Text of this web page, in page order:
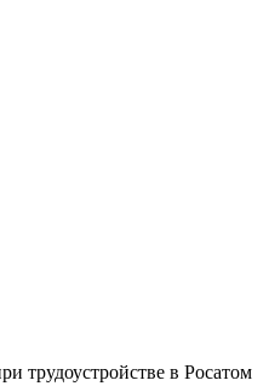
трудоустройстве в Росатом